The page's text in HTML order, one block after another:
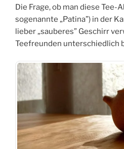
Die Frage, ob man diese Tee-
sogenannte „Patina”) in der
lieber „sauberes” Geschirr
Teefreunden unterschiedlich